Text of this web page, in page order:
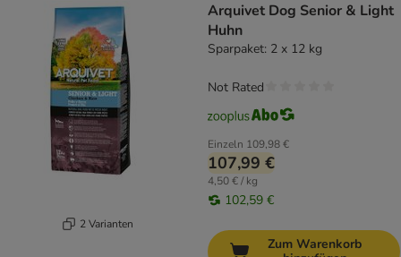
2 Varianten
Arquivet Dog Senior & Light
Huhn
Sparpaket: 2 x 12 kg
Einzeln 109,98 €
107,99 €
4,50 € / kg
102,59 €
Not Rated
Zum Warenkorb